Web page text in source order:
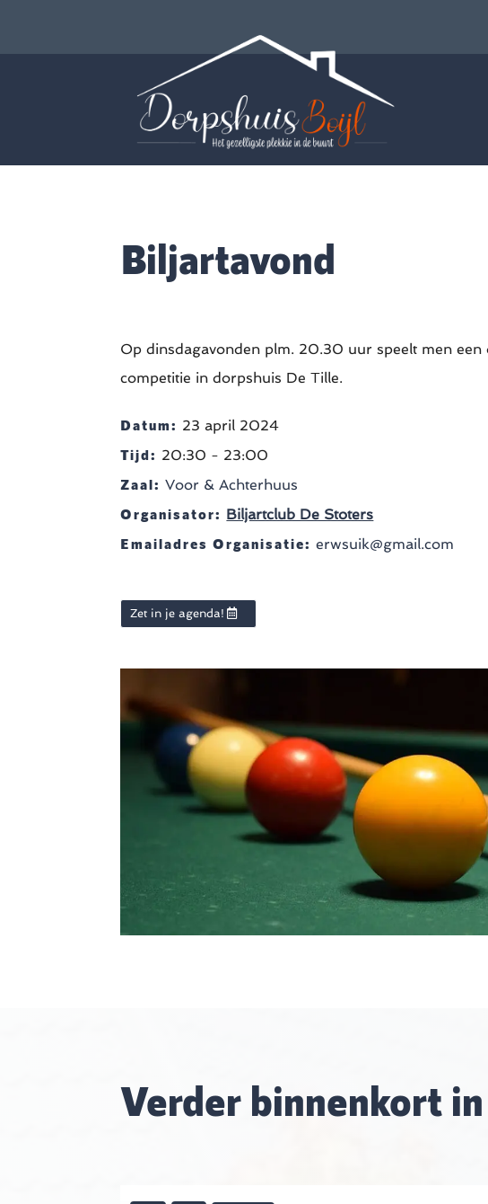
Biljartavond
Op dinsdagavonden plm. 20.30 uur speelt men
competitie in dorpshuis De Tille.
Datum: 23 april 2024
Tijd: 20:30 - 23:00
Zaal:Voor & Achterhuus
Organisator: Biljartclub De Stoters
Emailadres Organisatie:erwsuik@gmail.com
Zet in je agenda!
Verder binnenkort